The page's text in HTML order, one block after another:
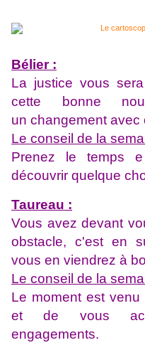
Bélier :
La justice vous
cette bonne
un changement avec
Le conseil de la
Prenez le temps
découvrir quelque
Taureau :
Vous avez devant
obstacle, c'est en
vous en viendrez à
Le conseil de la
Le moment est
et de vous
engagements.